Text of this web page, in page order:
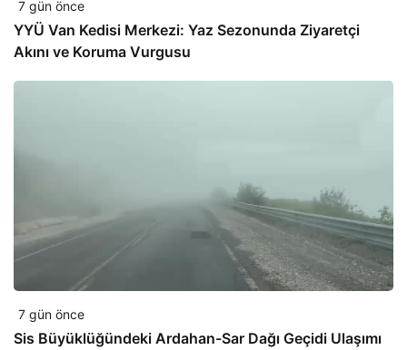
7 gün önce
YYÜ Van Kedisi Merkezi: Yaz Sezonunda Ziyaretçi
Akını ve Koruma Vurgusu
7 gün önce
Sis Büyüklüğündeki Ardahan-Sar Dağı Geçidi Ulaşımı